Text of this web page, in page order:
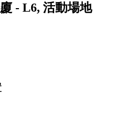
- L6, 活動場地